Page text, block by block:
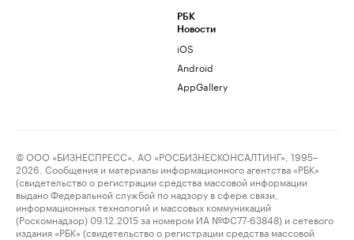
РБК
Новости
iOS
Android
AppGallery
© ООО «БИЗНЕСПРЕСС», АО «РОСБИЗНЕСКОНСАЛТИНГ», 1995–
2026. Сообщения и материалы информационного агентства «РБК»
(свидетельство о регистрации средства массовой информации
выдано Федеральной службой по надзору в сфере связи,
информационных технологий и массовых коммуникаций
(Роскомнадзор) 09.12.2015 за номером ИА №ФС77-63848) и сетевого
издания «РБК» (свидетельство о регистрации средства массовой